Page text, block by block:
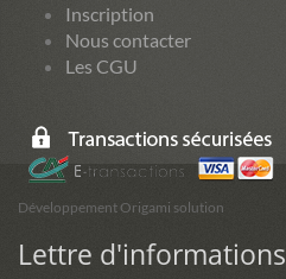
Inscription
Nous contacter
Les CGU
Développement Origami solution
Lettre d'informations